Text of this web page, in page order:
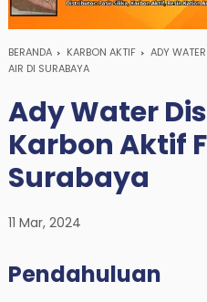
BERANDA KARBON AKTIF
ADY
AIR DI SURABAYA
Ady Water
Karbon Aktif
Surabaya
11 Mar, 2024
Pendahuluan